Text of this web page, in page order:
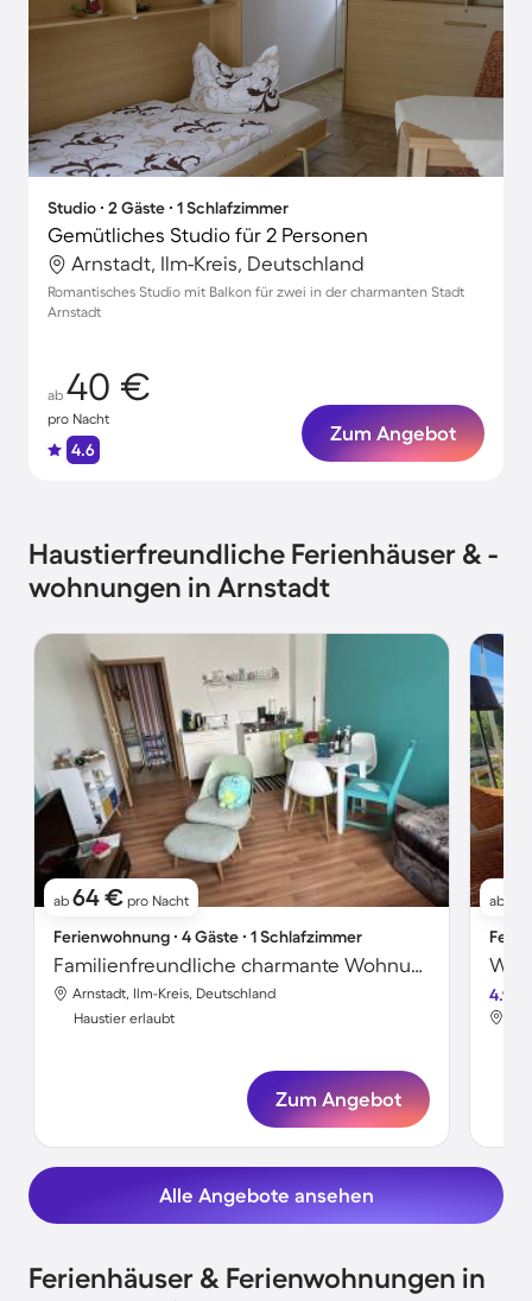
Studio ∙ 2 Gäste ∙ 1 Schlafzimmer
Gemütliches Studio für 2 Personen
Arnstadt, Ilm-Kreis, Deutschland
Romantisches Studio mit Balkon für zwei in der charmanten Stadt
Arnstadt
ab 40 €
pro Nacht
4.6
Zum Angebot
Haustierfreundliche Ferienhäuser & -
wohnungen in Arnstadt
ab 64 € pro Nacht
Ferienwohnung ∙ 4 Gäste ∙ 1 Schlafzimmer
Familienfreundliche charmante Wohnung | Stadtblick | Haustierfreundlich
Arnstadt, Ilm-Kreis, Deutschland
Haustier erlaubt
Zum Angebot
ab
4.9
Alle Angebote ansehen
Ferienhäuser & Ferienwohnungen in